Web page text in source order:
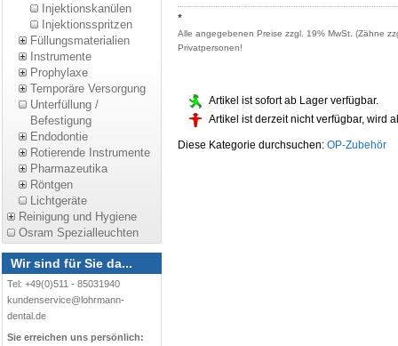
Injektionskanülen
Injektionsspritzen
Füllungsmaterialien
Instrumente
Prophylaxe
Temporäre Versorgung
Unterfüllung /
Befestigung
Endodontie
Rotierende Instrumente
Pharmazeutika
Röntgen
Lichtgeräte
Reinigung und Hygiene
Osram Spezialleuchten
Wir sind für Sie da...
Tel: +49(0)511 - 85031940
kundenservice@lohrmann-
dental.de
Sie erreichen uns persönlich:
*
Alle angegebenen Preise zzgl. 19% MwSt. (Zähne
Privatpersonen!
Artikel ist sofort ab Lager verfügbar.
Artikel ist derzeit nicht verfügbar, wird
Diese Kategorie durchsuchen: OP-Zubehör